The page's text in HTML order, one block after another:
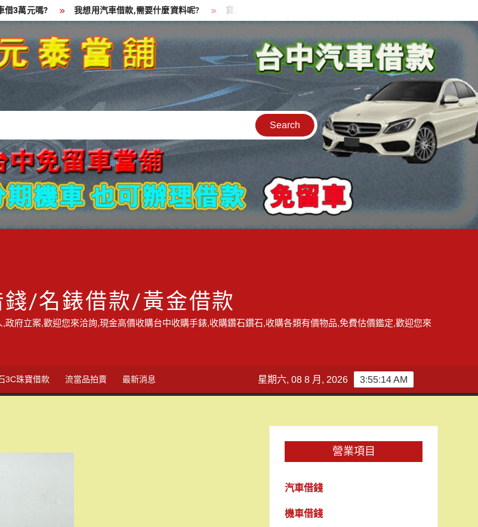
元嗎? 我想用汽車借款,需要什麼資料呢? 貸款中的中古機車可以借款嗎?機車可以騎走嗎?
/名錶借款/黃金借款
府立案,歡迎您來洽詢,現金高價收購台中收購手錶,收購鑽石鑽石,收購各類有價物品,免費估價鑑定,歡迎您來
3C珠寶借款 流當品拍賣 最新消息 3:55:15 AM
星期六, 08 8 月, 2026
營業項目
汽車借錢
機車借錢